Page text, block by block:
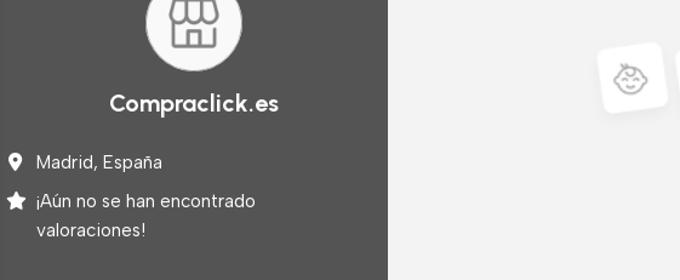
Compraclick.es
Madrid, España
¡Aún no se han encontrado
valoraciones!